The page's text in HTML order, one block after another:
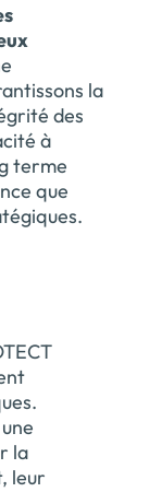
la
des
à
terme
que
la
leur